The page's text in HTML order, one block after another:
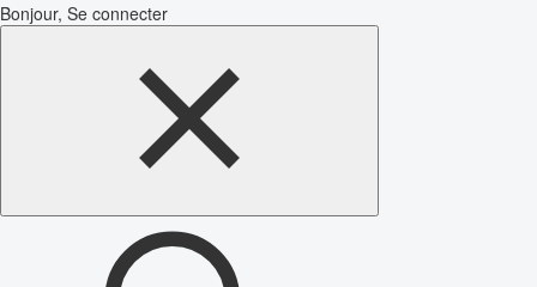
Bonjour, Se connecter